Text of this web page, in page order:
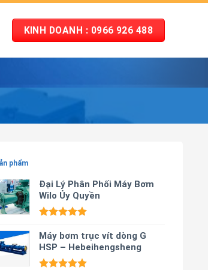
KINH DOANH : 0966 926 488
phẩm
Đại Lý Phân Phối Máy Bơm
Wilo Ủy Quyền
hạng5.00
5 sao
Máy bơm trục vít dòng G
HSP – Hebeihengsheng